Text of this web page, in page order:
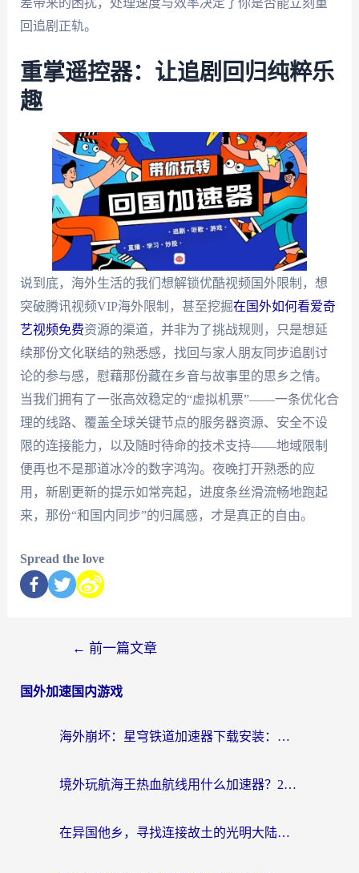
差带来的困扰，处理速度与效率决定了你是否能立刻重
回追剧正轨。
重掌遥控器：让追剧回归纯粹乐
趣
说到底，海外生活的我们想解锁优酷视频国外限制，想
突破腾讯视频VIP海外限制，甚至挖掘在国外如何看爱奇
艺视频免费资源的渠道，并非为了挑战规则，只是想延
续那份文化联结的熟悉感，找回与家人朋友同步追剧讨
论的参与感，慰藉那份藏在乡音与故事里的思乡之情。
当我们拥有了一张高效稳定的“虚拟机票”——一条优化合
理的线路、覆盖全球关键节点的服务器资源、安全不设
限的连接能力，以及随时待命的技术支持——地域限制
便再也不是那道冰冷的数字鸿沟。夜晚打开熟悉的应
用，新剧更新的提示如常亮起，进度条丝滑流畅地跑起
来，那份“和国内同步”的归属感，才是真正的自由。
Spread the love
← 前一篇文章
国外加速国内游戏
海外崩坏：星穹铁道加速器下载安装：一份给游子的终极网络指南
境外玩航海王热血航线用什么加速器？2026海外玩家实测最优方案（附欧洲问道堡垒前线加速技巧）
在异国他乡，寻找连接故土的光明大陆免费加速器